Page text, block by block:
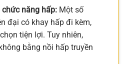
năng hấp:Một số
đại có khay hấp đi kèm,
tiện lợi. Tuy nhiên,
bằng nồi hấp truyền